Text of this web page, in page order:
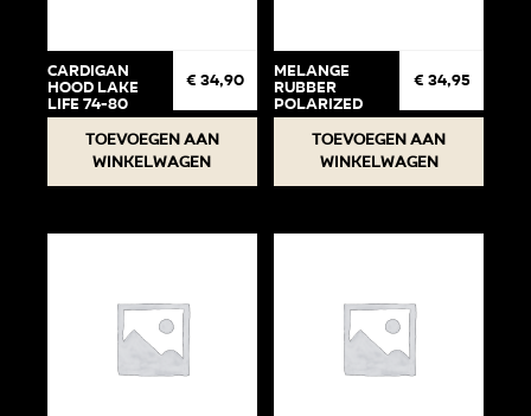
Cardigan
Hood Lake
life 74-80
€ 34,90
Toevoegen aan
winkelwagen
Melange
Rubber
Polarized
€ 34,95
Toevoegen aan
winkelwagen